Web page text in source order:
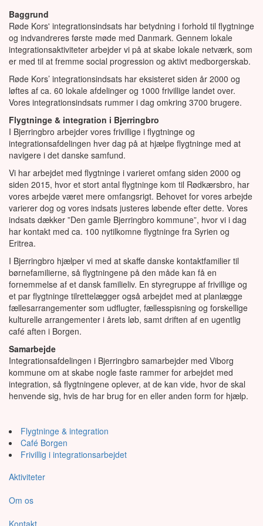
Baggrund
Røde Kors' integrationsindsats har betydning i forhold til flygtninge
og indvandreres første møde med Danmark. Gennem lokale
integrationsaktiviteter arbejder vi på at skabe lokale netværk, som
er med til at fremme social progression og aktivt medborgerskab.
Røde Kors’ integrationsindsats har eksisteret siden år 2000 og
løftes af ca. 60 lokale afdelinger og 1000 frivillige landet over.
Vores integrationsindsats rummer i dag omkring 3700 brugere.
Flygtninge & integration i Bjerringbro
I Bjerringbro arbejder vores frivillige i flygtninge og
integrationsafdelingen hver dag på at hjælpe flygtninge med at
navigere i det danske samfund.
Vi har arbejdet med flygtninge i varieret omfang siden 2000 og
siden 2015, hvor et stort antal flygtninge kom til Rødkærsbro, har
vores arbejde været mere omfangsrigt. Behovet for vores arbejde
varierer dog og vores indsats justeres løbende efter dette. Vores
indsats dækker ”Den gamle Bjerringbro kommune”, hvor vi i dag
har kontakt med ca. 100 nytilkomne flygtninge fra Syrien og
Eritrea.
I Bjerringbro hjælper vi med at skaffe danske kontaktfamilier til
børnefamilierne, så flygtningene på den måde kan få en
fornemmelse af et dansk familieliv. En styregruppe af frivillige og
et par flygtninge tilrettelægger også arbejdet med at planlægge
fællesarrangementer som udflugter, fællesspisning og forskellige
kulturelle arrangementer i årets løb, samt driften af en ugentlig
café aften i Borgen.
Samarbejde
Integrationsafdelingen i Bjerringbro samarbejder med Viborg
kommune om at skabe nogle faste rammer for arbejdet med
integration, så flygtningene oplever, at de kan vide, hvor de skal
henvende sig, hvis de har brug for en eller anden form for hjælp.
Flygtninge & integration
Café Borgen
Frivillig i integrationsarbejdet
Aktiviteter
Om os
Kontakt